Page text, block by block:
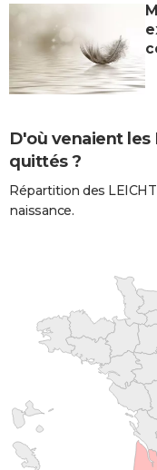
D'où venaient les
quittés ?
Répartition des
naissance.